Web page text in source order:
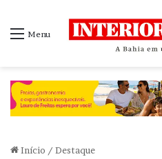
Menu
Início / Destaque